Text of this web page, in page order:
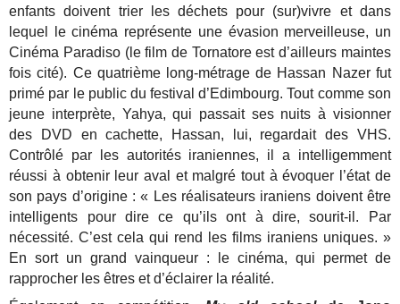
enfants doivent trier les déchets pour (sur)vivre et dans
lequel le cinéma représente une évasion merveilleuse, un
Cinéma Paradiso (le film de Tornatore est d’ailleurs maintes
fois cité). Ce quatrième long-métrage de Hassan Nazer fut
primé par le public du festival d’Edimbourg. Tout comme son
jeune interprète, Yahya, qui passait ses nuits à visionner
des DVD en cachette, Hassan, lui, regardait des VHS.
Contrôlé par les autorités iraniennes, il a intelligemment
réussi à obtenir leur aval et malgré tout à évoquer l’état de
son pays d’origine : « Les réalisateurs iraniens doivent être
intelligents pour dire ce qu’ils ont à dire, sourit-il. Par
nécessité. C’est cela qui rend les films iraniens uniques. »
En sort un grand vainqueur : le cinéma, qui permet de
rapprocher les êtres et d’éclairer la réalité.